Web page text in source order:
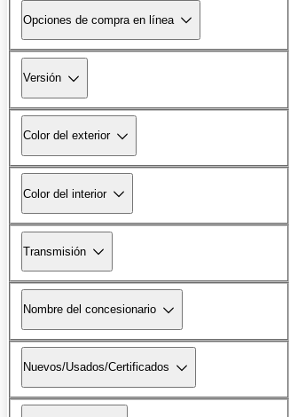
Opciones de compra en línea
Versión
Color del exterior
Color del interior
Transmisión
Nombre del concesionario
Nuevos/Usados/Certificados